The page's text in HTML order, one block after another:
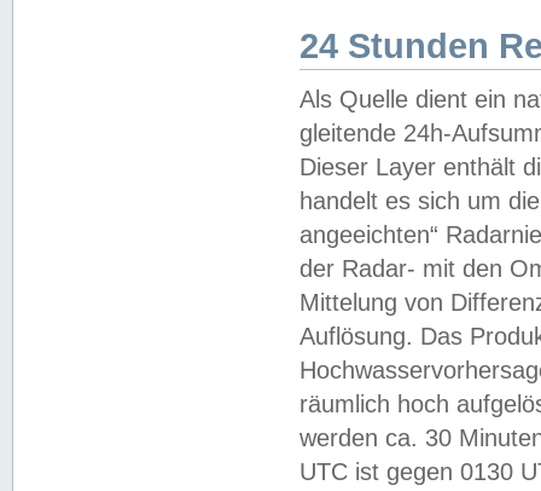
24 Stunden
Als Quelle dient ein
gleitende 24h-
Dieser Layer enthält
handelt es sich um
angeeichten“
der Radar- mit den
Mittelung von
Auflösung. Das
räumlich hoch
werden ca. 30
UTC ist gegen 0130